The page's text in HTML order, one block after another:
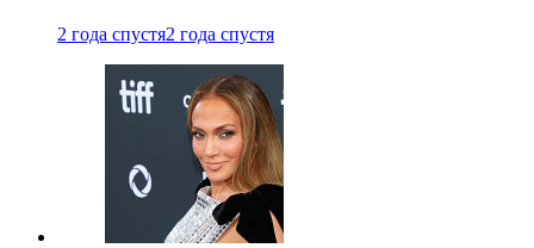
2 года спустя2 года спустя